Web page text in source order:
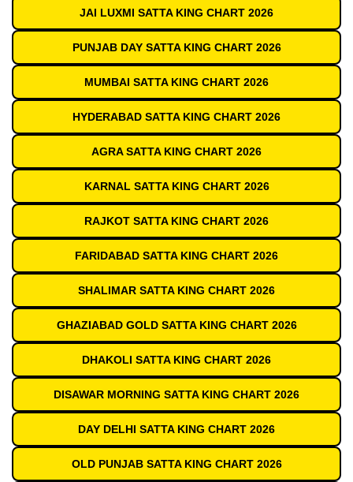
JAI LUXMI SATTA KING CHART 2026
PUNJAB DAY SATTA KING CHART 2026
MUMBAI SATTA KING CHART 2026
HYDERABAD SATTA KING CHART 2026
AGRA SATTA KING CHART 2026
KARNAL SATTA KING CHART 2026
RAJKOT SATTA KING CHART 2026
FARIDABAD SATTA KING CHART 2026
SHALIMAR SATTA KING CHART 2026
GHAZIABAD GOLD SATTA KING CHART 2026
DHAKOLI SATTA KING CHART 2026
DISAWAR MORNING SATTA KING CHART 2026
DAY DELHI SATTA KING CHART 2026
OLD PUNJAB SATTA KING CHART 2026